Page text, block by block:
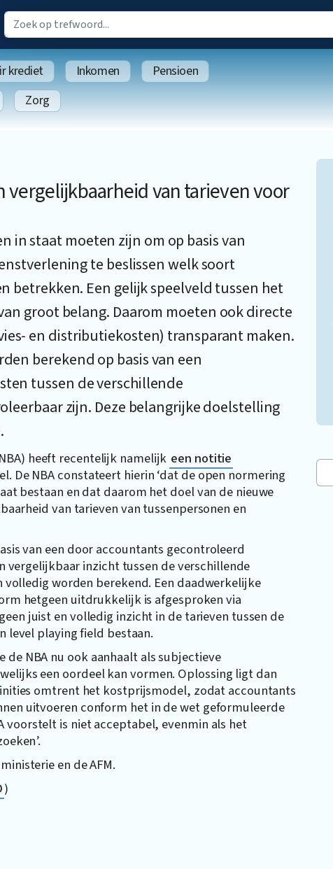
krediet Inkomen
Pensioen
Zorg
van tarieven voor
in staat moeten zijn om op basis van
te beslissen welk soort
betrekken. Een gelijk speelveld tussen het
groot belang. Daarom moeten ook directe
en distributiekosten) transparant maken.
berekend op basis van een
tussen de verschillende
zijn. Deze belangrijke doelstelling
heeft recentelijk namelijk een notitie
NBA constateert hierin ‘dat de open normering
bestaan en dat daarom het doel van de nieuwe
van tarieven van tussenpersonen en
van een door accountants gecontroleerd
inzicht tussen de verschillende
worden berekend. Een daadwerkelijke
hetgeen uitdrukkelijk is afgesproken via
juist en volledig inzicht in de tarieven tussen de
level playing field bestaan.
NBA nu ook aanhaalt als subjectieve
een oordeel kan vormen. Oplossing ligt dan
omtrent het kostprijsmodel, zodat accountants
uitvoeren conform het in de wet geformuleerde
voorstelt is niet acceptabel, evenmin als het
en de AFM.
)